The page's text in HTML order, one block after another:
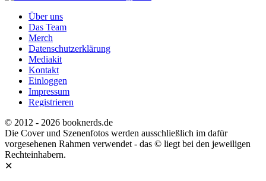
Über uns
Das Team
Merch
Datenschutzerklärung
Mediakit
Kontakt
Einloggen
Impressum
Registrieren
© 2012 - 2026 booknerds.de
Die Cover und Szenenfotos werden ausschließlich im dafür
vorgesehenen Rahmen verwendet - das © liegt bei den jeweiligen
Rechteinhabern.
✕